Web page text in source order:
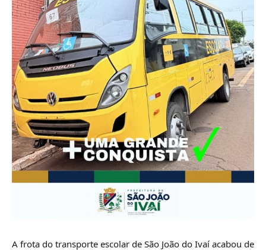
A frota do transporte escolar de São João do Ivaí acabou de